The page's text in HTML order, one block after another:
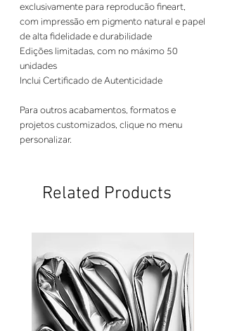
exclusivamente para reproducão fineart,
com impressão em pigmento natural e papel
de alta fidelidade e durabilidade
Edições limitadas, com no máximo 50
unidades
Inclui Certificado de Autenticidade
Para outros acabamentos, formatos e
projetos customizados, clique no menu
personalizar.
Related Products